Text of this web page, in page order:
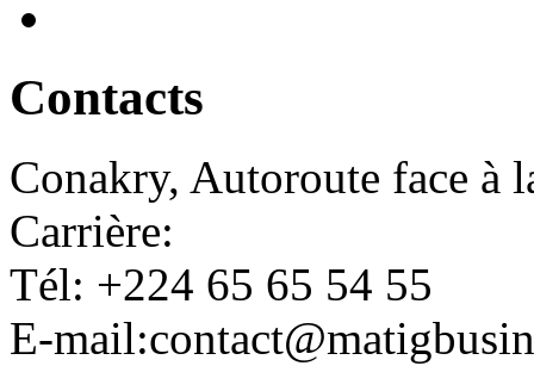
Contacts
Conakry, Autoroute face à
Carrière:
Tél: +224 65 65 54 55
E-